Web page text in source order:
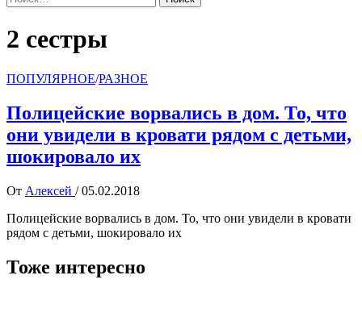
2 сестры
ПОПУЛЯРНОЕ/РАЗНОЕ
Полицейские ворвались в дом. То, что
они увидели в кровати рядом с детьми,
шокировало их
От Алексей / 05.02.2018
Полицейские ворвались в дом. То, что они увидели в кровати
рядом с детьми, шокировало их
Тоже интересно